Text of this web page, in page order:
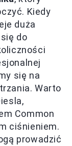
Kiedy
duża
do
się na
Warto
Common
ciśnieniem.
prowadzić